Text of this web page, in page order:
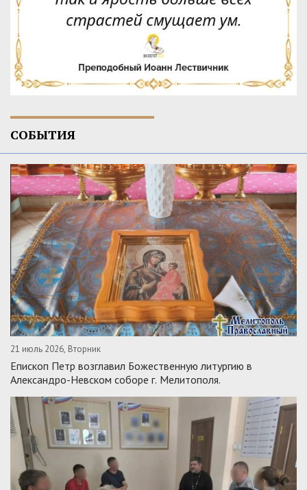
СОБЫТИЯ
21 июль 2026, Вторник
Епископ Петр возглавил Божественную литургию в
Александро-Невском соборе г. Мелитополя.